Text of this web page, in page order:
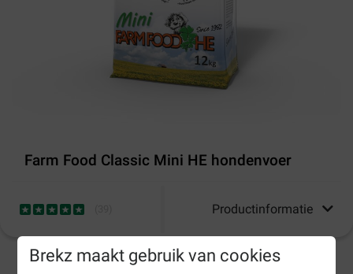
Brekz maakt gebruik van cookies
Farm Food Classic Mini HE hondenvoer
Productinformatie